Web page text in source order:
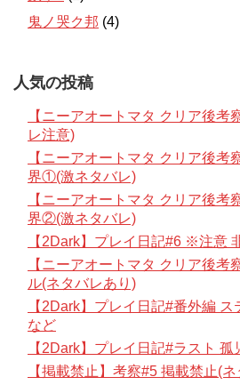
鬼ノ哭ク邦 (4)
人気の投稿
【ニーアオートマタ クリア後考
レ注意)
【ニーアオートマタ クリア後考
界①(激ネタバレ)
【ニーアオートマタ クリア後考
界②(激ネタバレ)
【2Dark】プレイ日記#6 ※注意
【ニーアオートマタ クリア後考
ル(ネタバレあり)
【2Dark】プレイ日記#番外編
など
【2Dark】プレイ日記#ラスト
【掲載禁止】考察#5 掲載禁止(